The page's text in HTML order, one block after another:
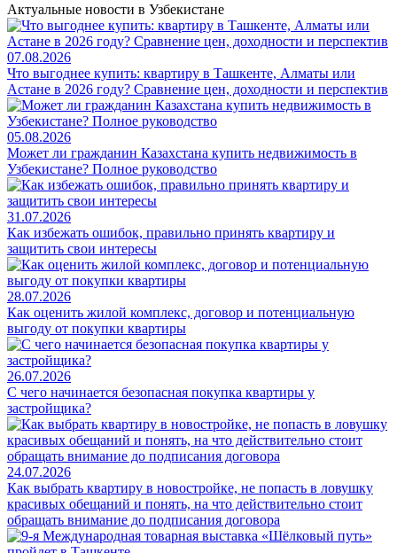
Актуальные новости в Узбекистане
07.08.2026
Что выгоднее купить: квартиру в Ташкенте, Алматы или
Астане в 2026 году? Сравнение цен, доходности и перспектив
05.08.2026
Может ли гражданин Казахстана купить недвижимость в
Узбекистане? Полное руководство
31.07.2026
Как избежать ошибок, правильно принять квартиру и
защитить свои интересы
28.07.2026
Как оценить жилой комплекс, договор и потенциальную
выгоду от покупки квартиры
26.07.2026
С чего начинается безопасная покупка квартиры у
застройщика?
24.07.2026
Как выбрать квартиру в новостройке, не попасть в ловушку
красивых обещаний и понять, на что действительно стоит
обращать внимание до подписания договора